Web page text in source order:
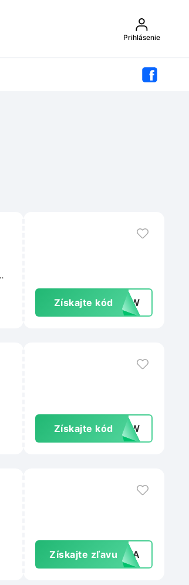
Prihlásenie
Získajte kód-NEW
Získajte kód�NEW
Získajte zľavuRAVA